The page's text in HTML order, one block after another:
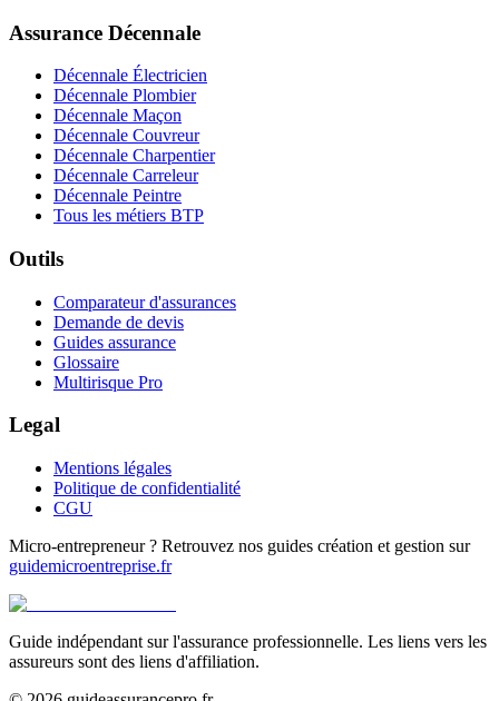
Assurance Décennale
Décennale Électricien
Décennale Plombier
Décennale Maçon
Décennale Couvreur
Décennale Charpentier
Décennale Carreleur
Décennale Peintre
Tous les métiers BTP
Outils
Comparateur d'assurances
Demande de devis
Guides assurance
Glossaire
Multirisque Pro
Legal
Mentions légales
Politique de confidentialité
CGU
Micro-entrepreneur ? Retrouvez nos guides création et gestion sur
guidemicroentreprise.fr
Guide indépendant sur l'assurance professionnelle. Les liens vers les
assureurs sont des liens d'affiliation.